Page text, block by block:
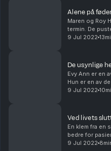
Alene på
Maren og Roy
termin. De
før fødselen.
9 Jul 2022
De usynlige
Evy Ann er en
Hun er en av
9 Jul 2022
Ved livets
En klem fra en
bedre for
nærmer seg
9 Jul 2022